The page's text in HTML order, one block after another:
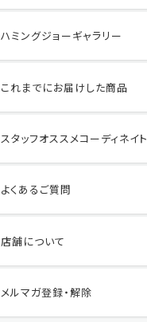
ハミングジョーギャラリー
これまでにお届けした商品
スタッフオススメコーディネイト
よくあるご質問
店舗について
メルマガ登録・解除